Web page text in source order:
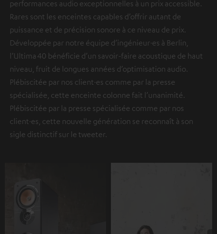
performances audio exceptionnelles à un prix accessible.
Rares sont les enceintes capables d’offrir autant de
puissance et de précision sonore à ce niveau de prix.
Développée par notre équipe d’ingénieur·es à Berlin,
l’Ultima 40 bénéficie d’un savoir-faire acoustique de haut
niveau, fruit de longues années d’optimisation audio.
Plébiscitée par nos client·es comme par la presse
spécialisée, cette enceinte colonne fait l’unanimité.
Plébiscitée par la presse spécialisée comme par nos
client·es, cette nouvelle génération se reconnaît à son
sigle distinctif sur le tweeter.